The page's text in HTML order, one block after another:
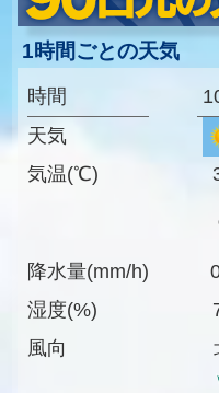
1時間ごとの天気
時間
天気
気温(℃)
降水量(mm/h)
湿度(%)
風向